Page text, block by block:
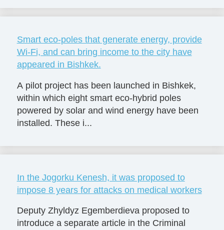
Smart eco-poles that generate energy, provide
Wi-Fi, and can bring income to the city have
appeared in Bishkek.
A pilot project has been launched in Bishkek,
within which eight smart eco-hybrid poles
powered by solar and wind energy have been
installed. These i...
In the Jogorku Kenesh, it was proposed to
impose 8 years for attacks on medical workers
Deputy Zhyldyz Egemberdieva proposed to
introduce a separate article in the Criminal